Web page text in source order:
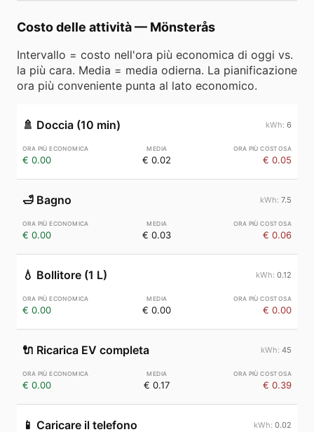
Costo delle attività— Mönsterås
Intervallo = costo nell'ora più economica di oggi vs.
la più cara. Media = media odierna. La pianificazione
ora più conveniente punta al lato economico.
🚿 Doccia (10 min) 6
€ 0.00 € 0.02 € 0.05
🛁 Bagno 7.5
€ 0.00 € 0.03 € 0.06
💧 Bollitore (1 L) 0.12
€ 0.00 € 0.00 € 0.00
🔌 Ricarica EV completa 45
€ 0.00 € 0.17 € 0.39
📱 Caricare il telefono 0.02